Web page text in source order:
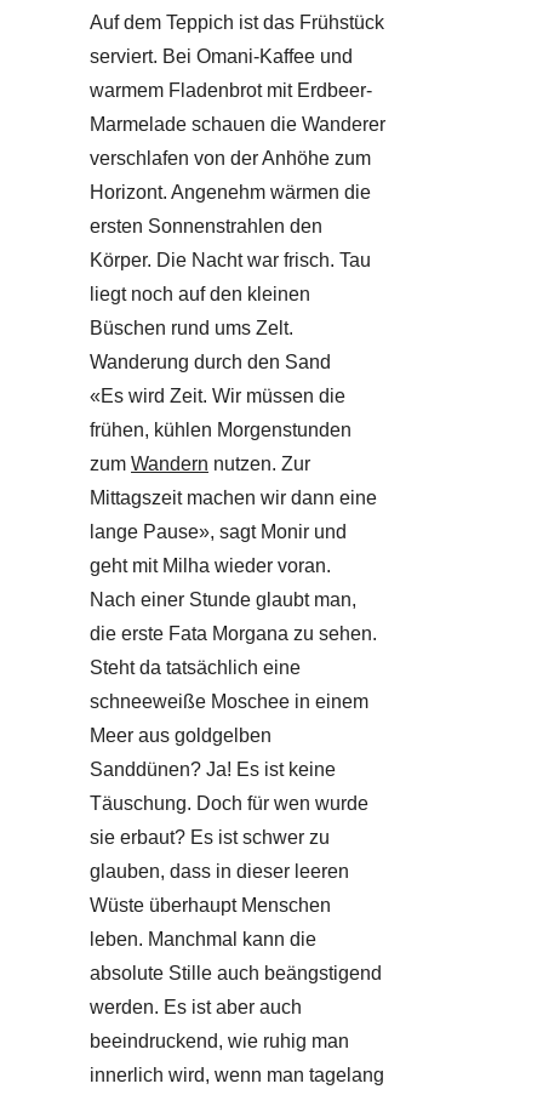
Auf dem Teppich ist das Frühstück
serviert. Bei Omani-Kaffee und
warmem Fladenbrot mit Erdbeer-
Marmelade schauen die Wanderer
verschlafen von der Anhöhe zum
Horizont. Angenehm wärmen die
ersten Sonnenstrahlen den
Körper. Die Nacht war frisch. Tau
liegt noch auf den kleinen
Büschen rund ums Zelt.
Wanderung durch den Sand
«Es wird Zeit. Wir müssen die
frühen, kühlen Morgenstunden
zum Wandern nutzen. Zur
Mittagszeit machen wir dann eine
lange Pause», sagt Monir und
geht mit Milha wieder voran.
Nach einer Stunde glaubt man,
die erste Fata Morgana zu sehen.
Steht da tatsächlich eine
schneeweiße Moschee in einem
Meer aus goldgelben
Sanddünen? Ja! Es ist keine
Täuschung. Doch für wen wurde
sie erbaut? Es ist schwer zu
glauben, dass in dieser leeren
Wüste überhaupt Menschen
leben. Manchmal kann die
absolute Stille auch beängstigend
werden. Es ist aber auch
beeindruckend, wie ruhig man
innerlich wird, wenn man tagelang